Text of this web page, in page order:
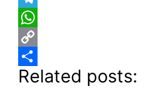
T
e
e
W
h
a
C
o
S
Related posts: